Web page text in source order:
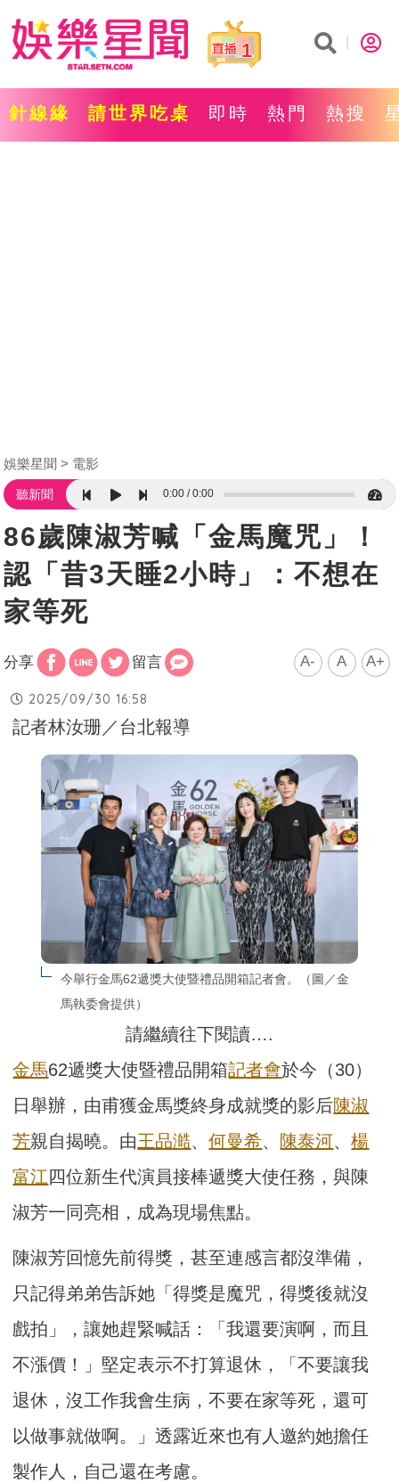
1
針線緣 請世界吃桌 即時 熱門 熱搜
娛樂星聞 電影
聽新聞 0:00 0:00
86歲陳淑芳喊「金馬魔咒」！
認「昔3天睡2小時」：不想在
家等死
分享 留言 A- A A+
2025/09/30 16:58
記者林汝珊／台北報導
今舉行金馬62遞獎大使暨禮品開箱記者會。（圖／金
馬執委會提供）
請繼續往下閱讀….
金馬62遞獎大使暨禮品開箱記者會於今（30）
日舉辦，由甫獲金馬獎終身成就獎的影后陳淑
芳親自揭曉。由王品澔、何曼希、 陳泰河、楊
富江 四位新生代演員接棒遞獎大使任務，與陳
淑芳一同亮相，成為現場焦點。
陳淑芳回憶先前得獎，甚至連感言都沒準備，
只記得弟弟告訴她「得獎是魔咒，得獎後就沒
戲拍」，讓她趕緊喊話：「我還要演啊，而且
不漲價！」堅定表示不打算退休，「不要讓我
退休，沒工作我會生病，不要在家等死，還可
以做事就做啊。」透露近來也有人邀約她擔任
製作人，自己還在考慮。